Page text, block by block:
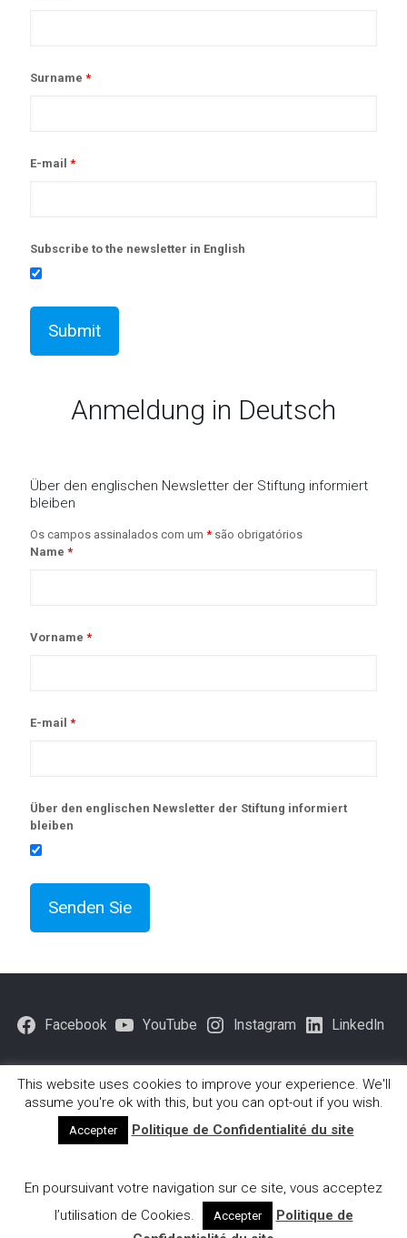
Surname *
E-mail *
Subscribe to the newsletter in English
Anmeldung in Deutsch
Über den englischen Newsletter der Stiftung informiert
bleiben
Os campos assinalados com um * são obrigatórios
Name *
Vorname *
E-mail *
Über den englischen Newsletter der Stiftung informiert
bleiben
Facebook YouTube Instagram LinkedIn
© 1980 - 2026 Fondation Brofman - Mentions légales
Politique-de-confidentialite
This website uses cookies to improve your experience. We'll
assume you're ok with this, but you can opt-out if you wish.
Accepter Politique de Confidentialité du site
En poursuivant votre navigation sur ce site, vous acceptez
l’utilisation de Cookies.
Accepter
Politique de
Français(Francês ) Português